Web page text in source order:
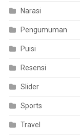
Narasi
Pengumuman
Puisi
Resensi
Slider
Sports
Travel